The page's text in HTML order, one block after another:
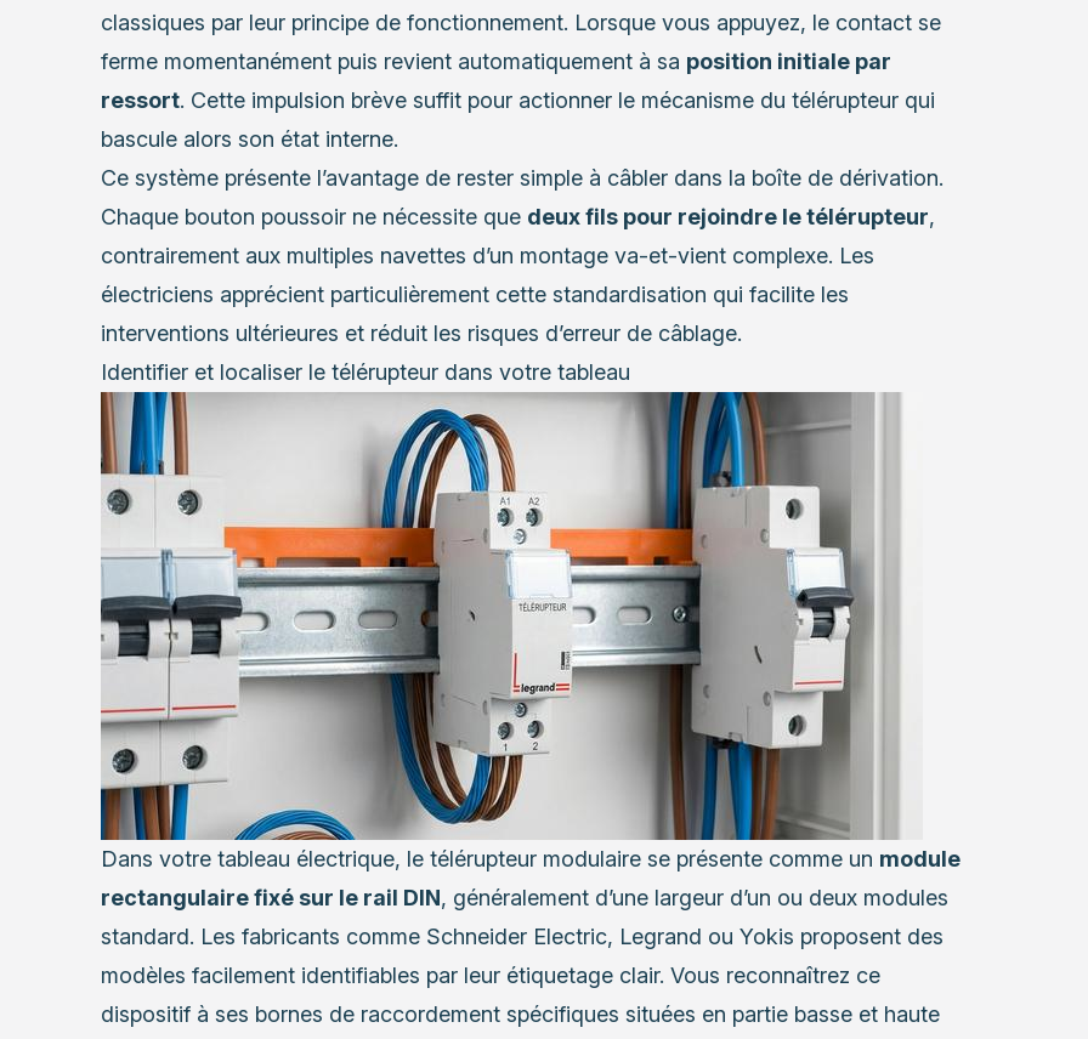
classiques par leur principe de fonctionnement. Lorsque vous appuyez, le contact se
ferme momentanément puis revient automatiquement à sa position initiale par
ressort. Cette impulsion brève suffit pour actionner le mécanisme du télérupteur qui
bascule alors son état interne.
Ce système présente l’avantage de rester simple à câbler dans la boîte de dérivation.
Chaque bouton poussoir ne nécessite que deux fils pour rejoindre le télérupteur,
contrairement aux multiples navettes d’un montage va-et-vient complexe. Les
électriciens apprécient particulièrement cette standardisation qui facilite les
interventions ultérieures et réduit les risques d’erreur de câblage.
Identifier et localiser le télérupteur dans votre tableau
Dans votre tableau électrique, le télérupteur modulaire se présente comme un module
rectangulaire fixé sur le rail DIN, généralement d’une largeur d’un ou deux modules
standard. Les fabricants comme Schneider Electric, Legrand ou Yokis proposent des
modèles facilement identifiables par leur étiquetage clair. Vous reconnaîtrez ce
dispositif à ses bornes de raccordement spécifiques situées en partie basse et haute